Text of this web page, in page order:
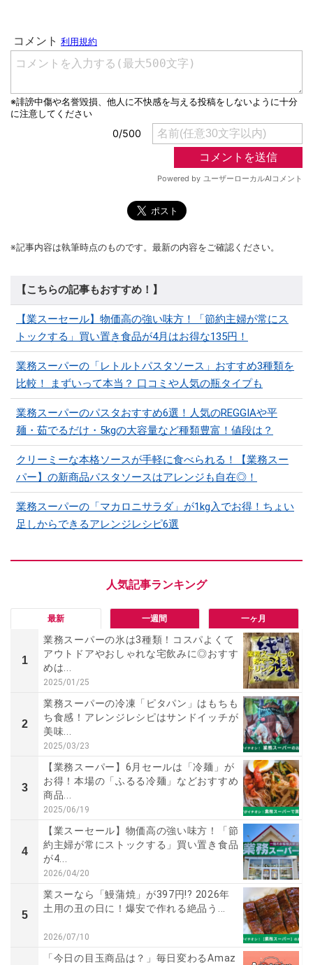
※記事内容は執筆時点のものです。最新の内容をご確認ください。
【こちらの記事もおすすめ！】
【業スーセール】物価高の強い味方！「節約主婦が常にス
トックする」買い置き食品が4月はお得な135円！
業務スーパーの「レトルトパスタソース」おすすめ3種類を
比較！ まずいって本当？ 口コミや人気の瓶タイプも
業務スーパーのパスタおすすめ6選！人気のREGGIAや平
麺・茹でるだけ・5kgの大容量など種類豊富！値段は？
クリーミーな本格ソースが手軽に食べられる！【業務スー
パー】の新商品パスタソースはアレンジも自在◎！
業務スーパーの「マカロニサラダ」が1kg入でお得！ちょい
足しからできるアレンジレシピ6選
最新 一週間 一ヶ月
1
業務スーパーの氷は3種類！コスパよくて
アウトドアやおしゃれな宅飲みに◎おすす
めは...
2025/01/25
2
業務スーパーの冷凍「ピタパン」はもちも
ち食感！アレンジレシピはサンドイッチが
美味...
2025/03/23
3
【業務スーパー】6月セールは「冷麺」が
お得！本場の「ふるる冷麺」などおすすめ
商品...
2025/06/19
4
【業スーセール】物価高の強い味方！「節
約主婦が常にストックする」買い置き食品
が4...
2026/04/20
5
業スーなら「鰻蒲焼」が397円!? 2026年
土用の丑の日に！爆安で作れる絶品う...
2026/07/10
「今日の目玉商品は？」毎日変わるAmaz